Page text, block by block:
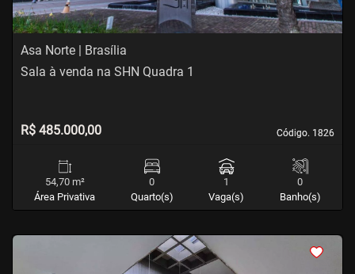
Asa Norte | Brasília
Código. 1826
Código. 1826
Sala à venda na SHN Quadra 1
R$ 485.000,00
54,70 m²
Área Privativa
0
Quarto(s)
1
Vaga(s)
0
Banho(s)
<